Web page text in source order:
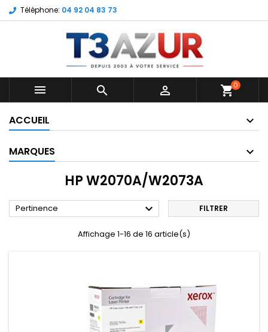
Téléphone: 04 92 04 83 73
   shopping_cart0
ACCUEIL
MARQUES
HP W2070A/W2073A
Pertinence  FILTRER
Affichage 1-16 de 16 article(s)